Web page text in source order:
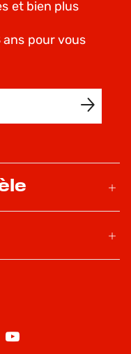
et bien plus
ans pour vous